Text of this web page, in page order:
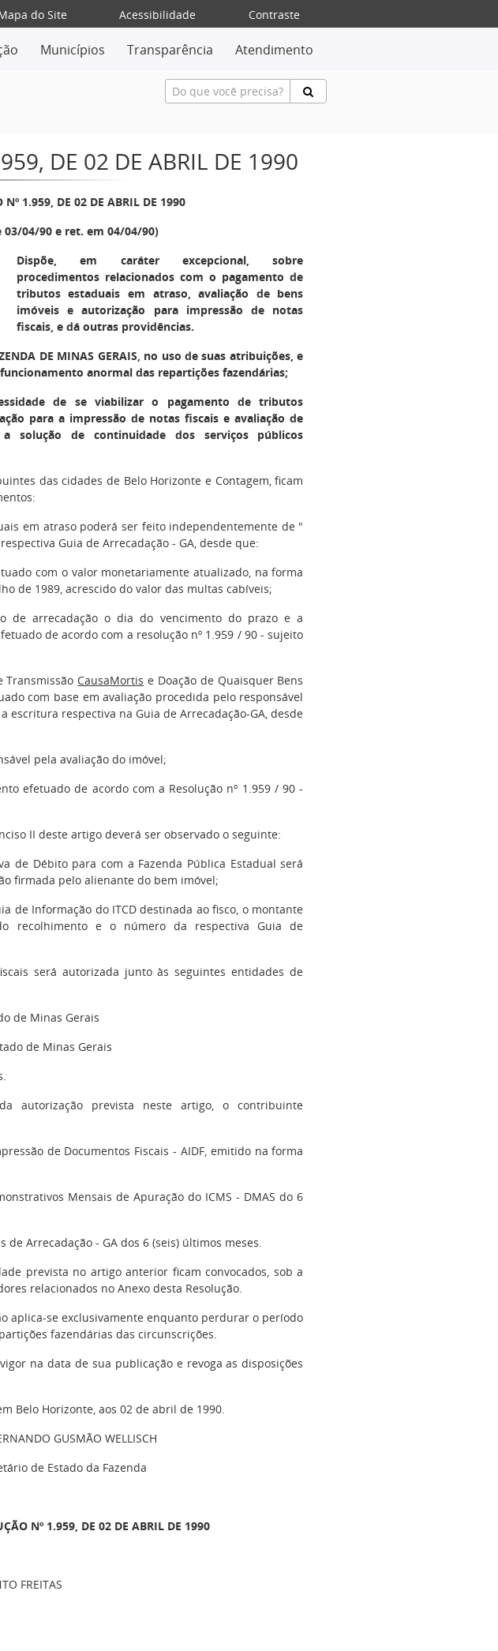
do Site Acessibilidade
Contraste
Municípios Transparência Atendimento
DE 02 DE ABRIL DE 1990
Nº 1.959, DE 02 DE ABRIL DE 1990
03/04/90 e ret. em 04/04/90)
Dispõe, em caráter excepcional, sobre
procedimentos relacionados com o pagamento de
tributos estaduais em atraso, avaliação de bens
imóveis e autorização para impressão de notas
fiscais, e dá outras providências.
DE MINAS GERAIS, no uso de suas atribuições, e
anormal das repartições fazendárias;
de se viabilizar o pagamento de tributos
para a impressão de notas fiscais e avaliação de
solução de continuidade dos serviços públicos
das cidades de Belo Horizonte e Contagem, ficam
em atraso poderá ser feito independentemente de "
Guia de Arrecadação - GA, desde que:
com o valor monetariamente atualizado, na forma
de 1989, acrescido do valor das multas cabíveis;
de arrecadação o dia do vencimento do prazo e a
de acordo com a resolução nº 1.959 / 90 - sujeito
Transmissão CausaMortis e Doação de Quaisquer Bens
com base em avaliação procedida pelo responsável
escritura respectiva na Guia de Arrecadação-GA, desde
pela avaliação do imóvel;
efetuado de acordo com a Resolução nº 1.959 / 90 -
II deste artigo deverá ser observado o seguinte:
de Débito para com a Fazenda Pública Estadual será
firmada pelo alienante do bem imóvel;
de Informação do ITCD destinada ao fisco, o montante
recolhimento e o número da respectiva Guia de
será autorizada junto às seguintes entidades de
de Minas Gerais
de Minas Gerais
autorização prevista neste artigo, o contribuinte
de Documentos Fiscais - AIDF, emitido na forma
Mensais de Apuração do ICMS - DMAS do 6
Arrecadação - GA dos 6 (seis) últimos meses.
prevista no artigo anterior ficam convocados, sob a
relacionados no Anexo desta Resolução.
aplica-se exclusivamente enquanto perdurar o período
fazendárias das circunscrições.
na data de sua publicação e revoga as disposições
Belo Horizonte, aos 02 de abril de 1990.
GUSMÃO WELLISCH
de Estado da Fazenda
Nº 1.959, DE 02 DE ABRIL DE 1990
FREITAS